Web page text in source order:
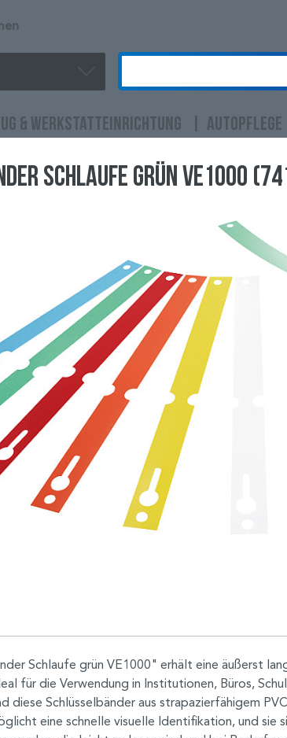
& WERKSTATTEINRICHTUNG AUTOPFLEGE
Schlaufe grün VE1000
Schlaufe grün VE1000" erhält eine äußerst
für die Verwendung in Institutionen, Büros,
diese Schlüsselbänder aus strapazierfähigem
eine schnelle visuelle Identifikation, und